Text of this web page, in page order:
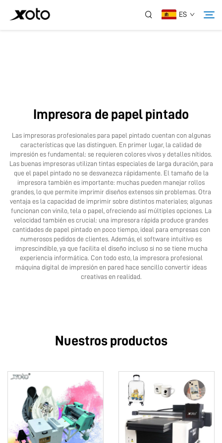
ES
Servicio
Aplicación
Contáctanos
Impresora de papel pintado
Las impresoras profesionales para papel pintado cuentan con algunas
características que las distinguen. En primer lugar, la calidad de
impresión es fundamental: se requieren colores vivos y detalles nítidos.
Las buenas impresoras utilizan tintas especiales de larga duración, para
que el papel pintado no se desvanezca rápidamente. El tamaño de la
impresora también es importante: muchas pueden manejar rollos
grandes, lo que permite imprimir diseños extensos sin problemas. Otra
ventaja es la capacidad de imprimir sobre distintos materiales; algunas
funcionan con vinilo, tela o papel, ofreciendo así múltiples opciones. La
velocidad también es crucial: una impresora rápida produce grandes
cantidades de papel pintado en poco tiempo, ideal para empresas con
numerosos pedidos de clientes. Además, el software intuitivo es
imprescindible, ya que facilita el diseño incluso si no se tiene mucha
experiencia informática. Con todo esto, la impresora profesional
máquina digital de impresión en pared hace sencillo convertir ideas
creativas en realidad.
Nuestros productos